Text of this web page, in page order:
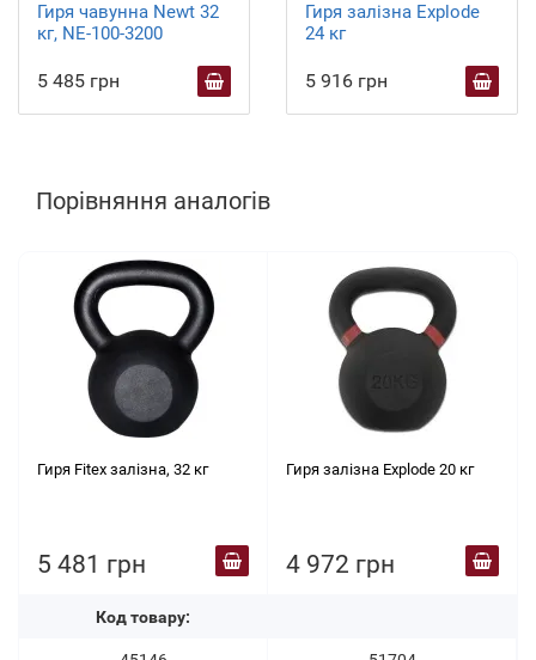
Гиря чавунна Newt 32
кг, NE-100-3200
5 485 грн
Гиря залізна Explode
24 кг
5 916 грн
Порівняння аналогів
Гиря Fitex залізна, 32 кг
5 481 грн
Код товару:
Гиря залізна Explode 20 кг
4 972 грн